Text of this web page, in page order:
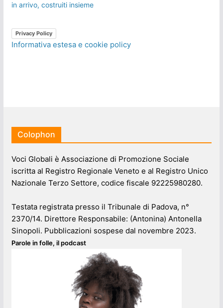
in arrivo, costruiti insieme
Privacy Policy
Informativa estesa e cookie policy
Colophon
Voci Globali è Associazione di Promozione Sociale
iscritta al Registro Regionale Veneto e al Registro Unico
Nazionale Terzo Settore, codice fiscale 92225980280.
Testata registrata presso il Tribunale di Padova, n°
2370/14. Direttore Responsabile: (Antonina) Antonella
Sinopoli. Pubblicazioni sospese dal novembre 2023.
Parole in folle, il podcast